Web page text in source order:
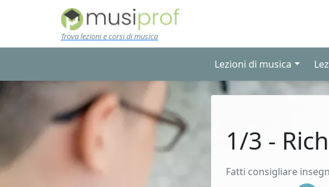
Skip to main content
Trova lezioni e corsi di musica
Lezioni di musica
1/3 -
Fatti consigliare